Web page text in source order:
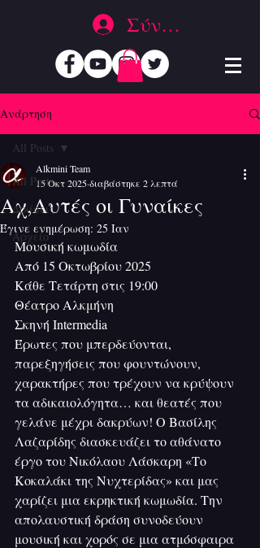
Σύνδεση
Ανάρτηση
All Posts
Δράσεις
Αρχείο
All Posts
Αχ,Αυτές οι Γυναίκες
Alkmini Team
15 Οκτ 2025διαβάστηκε 2 λεπτά
Έγινε ενημέρωση: 25 Ιαν
Μουσική κωμωδία
Από 15 Οκτωβρίου 2025
Κάθε Τετάρτη στις 19:00
Θέατρο Αλκμήνη
Σκηνή Intermedia
Έρωτες που μπερδεύονται,
παρεξηγήσεις που φουντώνουν,
χαρακτήρες που τρέχουν να κρύψουν
τα αδικαιολόγητα… και θεατές που
γελάνε μέχρι δακρύων! Ο Βασίλης
Λαζαρίδης διασκευάζει το αθάνατο
έργο του Νικόλαου Λάσκαρη «Το
Κοκαλάκι της Νυχτερίδας» και μας
χαρίζει μια εκρηκτική κωμωδία. Την
απολαυστική δράση συνοδεύουν
μουσική και χορός σε μια ατμόσφαιρα